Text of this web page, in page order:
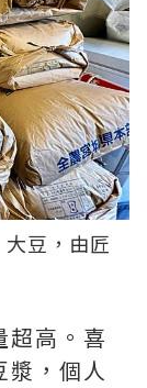
豆，由匠
超高。喜
漿，個人